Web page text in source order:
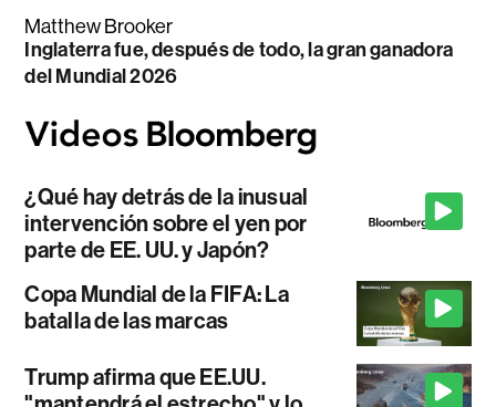
Matthew Brooker
Inglaterra fue, después de todo, la gran ganadora
del Mundial 2026
¿Qué hay detrás de la inusual
intervención sobre el yen por
parte de EE. UU. y Japón?
Copa Mundial de la FIFA: La
batalla de las marcas
Trump afirma que EE.UU.